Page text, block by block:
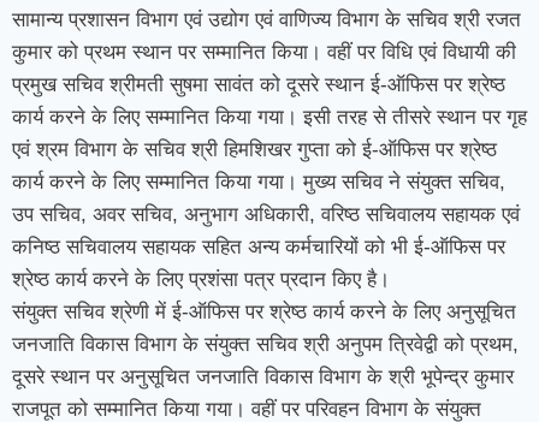
सामान्य प्रशासन विभाग एवं उद्योग एवं वाणिज्य विभाग के सचिव श्री रजत
कुमार को प्रथम स्थान पर सम्मानित किया। वहीं पर विधि एवं विधायी की
प्रमुख सचिव श्रीमती सुषमा सावंत को दूसरे स्थान ई-ऑफिस पर श्रेष्ठ
कार्य करने के लिए सम्मानित किया गया। इसी तरह से तीसरे स्थान पर गृह
एवं श्रम विभाग के सचिव श्री हिमशिखर गुप्ता को ई-ऑफिस पर श्रेष्ठ
कार्य करने के लिए सम्मानित किया गया। मुख्य सचिव ने संयुक्त सचिव,
उप सचिव, अवर सचिव, अनुभाग अधिकारी, वरिष्ठ सचिवालय सहायक एवं
कनिष्ठ सचिवालय सहायक सहित अन्य कर्मचारियों को भी ई-ऑफिस पर
श्रेष्ठ कार्य करने के लिए प्रशंसा पत्र प्रदान किए है।
संयुक्त सचिव श्रेणी में ई-ऑफिस पर श्रेष्ठ कार्य करने के लिए अनुसूचित
जनजाति विकास विभाग के संयुक्त सचिव श्री अनुपम त्रिवेद्वी को प्रथम,
दूसरे स्थान पर अनुसूचित जनजाति विकास विभाग के श्री भूपेन्द्र कुमार
राजपूत को सम्मानित किया गया। वहीं पर परिवहन विभाग के संयुक्त